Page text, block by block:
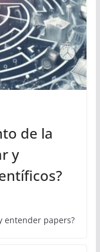
de la
y
entender papers?